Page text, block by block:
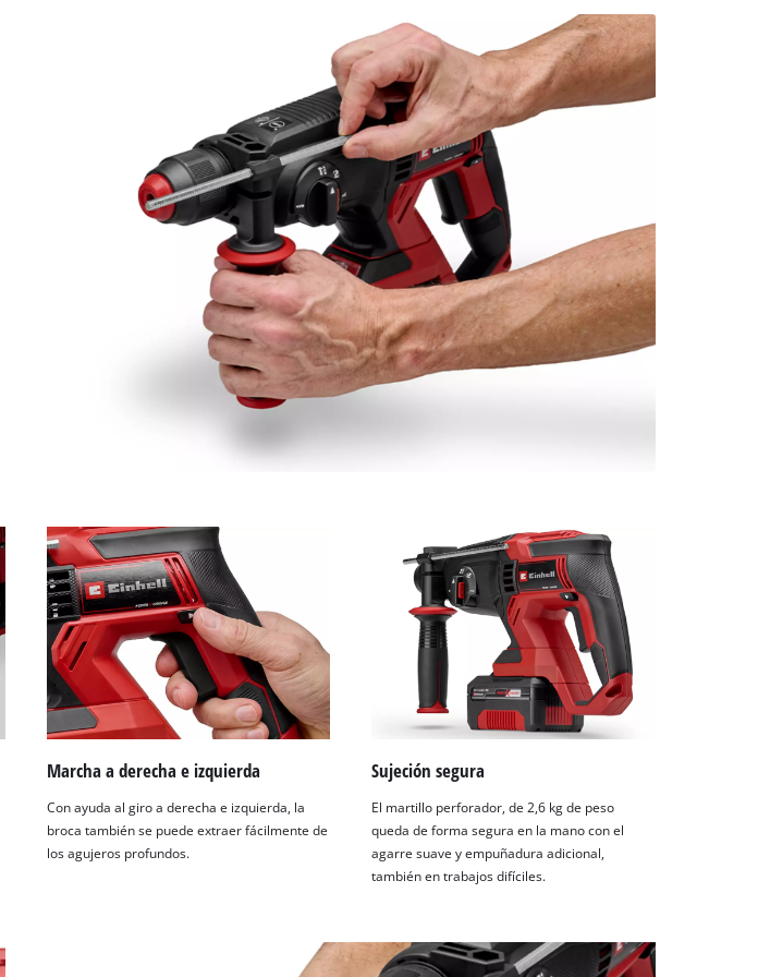
Marcha a derecha e izquierda
Con ayuda al giro a derecha e izquierda, la
broca también se puede extraer fácilmente de
los agujeros profundos.
Sujeción segura
El martillo perforador, de 2,6 kg de peso
queda de forma segura en la mano con el
agarre suave y empuñadura adicional,
también en trabajos difíciles.